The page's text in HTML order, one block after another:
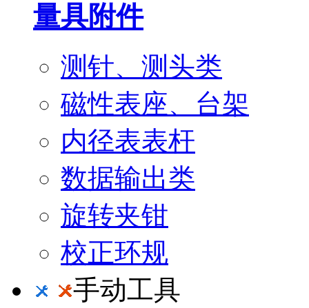
量具附件
测针、测头类
磁性表座、台架
内径表表杆
数据输出类
旋转夹钳
校正环规
手动工具